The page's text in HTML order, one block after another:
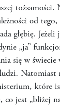
tożsamości.
od tego,
głębię.
„ja”
się w świecie
Natomiast
które
co jest „bliżej